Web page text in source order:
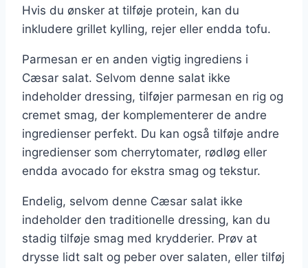
Hvis du ønsker at tilføje protein, kan du
inkludere grillet kylling, rejer eller endda tofu.
Parmesan er en anden vigtig ingrediens i
Cæsar salat. Selvom denne salat ikke
indeholder dressing, tilføjer parmesan en rig og
cremet smag, der komplementerer de andre
ingredienser perfekt. Du kan også tilføje andre
ingredienser som cherrytomater, rødløg eller
endda avocado for ekstra smag og tekstur.
Endelig, selvom denne Cæsar salat ikke
indeholder den traditionelle dressing, kan du
stadig tilføje smag med krydderier. Prøv at
drysse lidt salt og peber over salaten, eller tilføj